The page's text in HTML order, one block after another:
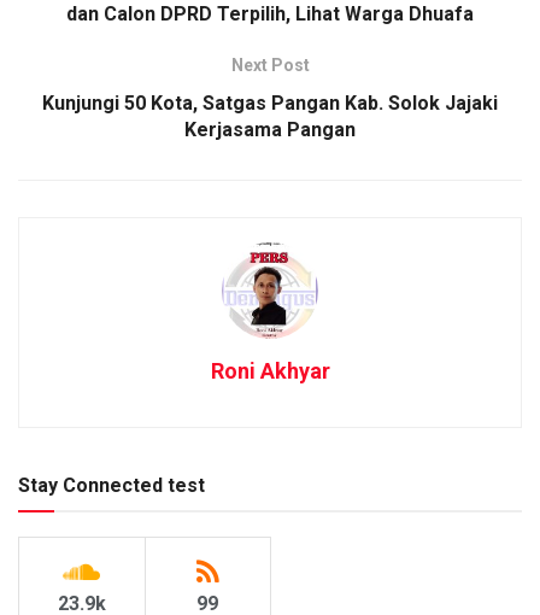
dan Calon DPRD Terpilih, Lihat Warga Dhuafa
Next Post
Kunjungi 50 Kota, Satgas Pangan Kab. Solok Jajaki
Kerjasama Pangan
Roni Akhyar
Stay Connected test
23.9k 99